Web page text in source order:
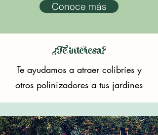
Conoce más
¿Te interesa?
Te ayudamos a atraer colibríes y
otros polinizadores a tus jardines